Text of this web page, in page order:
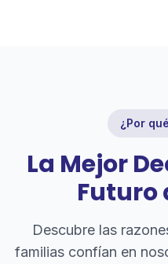
¿Por
La Mejor
Futuro
Descubre las
familias confían en